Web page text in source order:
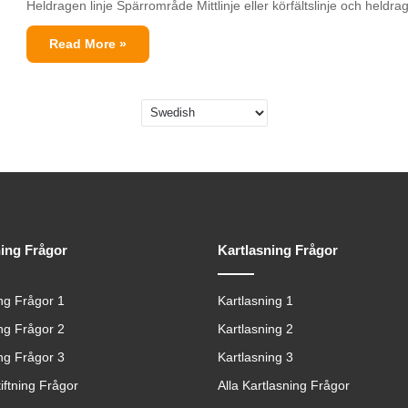
Heldragen linje Spärrområde Mittlinje eller körfältslinje och
Read More »
Frågor
Frågor 1
Frågor 2
Frågor 3
Frågor
Kartlasning Frågor
Kartlasning 1
Kartlasning 2
Kartlasning 3
Alla Kartlasning Frågor